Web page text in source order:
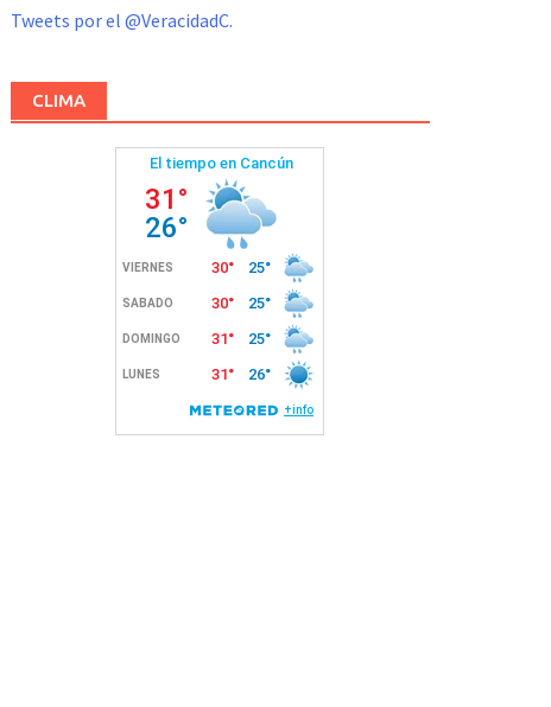
Tweets por el @VeracidadC.
CLIMA